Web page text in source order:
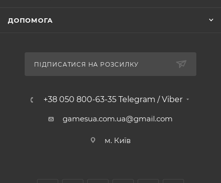
ДОПОМОГА
ПІДПИСАТИСЯ НА РОЗСИЛКУ
+38 050 800-63-35 Telegram / Viber
gamesua.com.ua@gmail.com
м. Київ